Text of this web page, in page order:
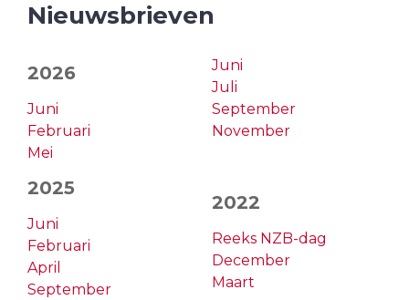
Nieuwsbrieven
2026
Juni
Februari
Mei
2025
Juni
Februari
April
September
Juni
Juli
September
November
2022
Reeks NZB-dag
December
Maart